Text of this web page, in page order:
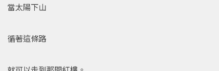
當太陽下山
循著這條路